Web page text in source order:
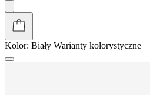
Kolor: Biały Warianty kolorystyczne